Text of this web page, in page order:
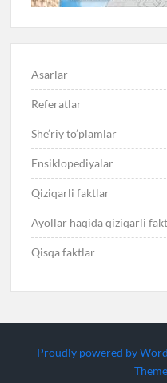
Asarlar
Referatlar
She’riy to’plamlar
Ensiklopediyalar
Qiziqarli faktlar
Ayollar haqida qiziqarli
Qisqa faktlar
Proudly powered by